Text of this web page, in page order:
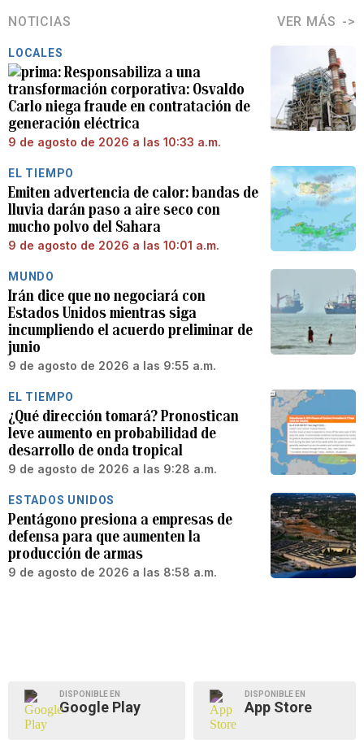
NOTICIAS VER MÁS
LOCALES
Responsabiliza a una
transformación corporativa: Osvaldo
Carlo niega fraude en contratación de
generación eléctrica
9 de agosto de 2026 a las 10:33 a.m.
EL TIEMPO
Emiten advertencia de calor: bandas de
lluvia darán paso a aire seco con
mucho polvo del Sahara
9 de agosto de 2026 a las 10:01 a.m.
MUNDO
Irán dice que no negociará con
Estados Unidos mientras siga
incumpliendo el acuerdo preliminar de
junio
9 de agosto de 2026 a las 9:55 a.m.
EL TIEMPO
¿Qué dirección tomará? Pronostican
leve aumento en probabilidad de
desarrollo de onda tropical
9 de agosto de 2026 a las 9:28 a.m.
ESTADOS UNIDOS
Pentágono presiona a empresas de
defensa para que aumenten la
producción de armas
9 de agosto de 2026 a las 8:58 a.m.
DISPONIBLE EN
Google Play
DISPONIBLE EN
App Store